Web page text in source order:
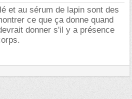
et au sérum de lapin sont des
ce que ça donne quand
donner s'il y a présence